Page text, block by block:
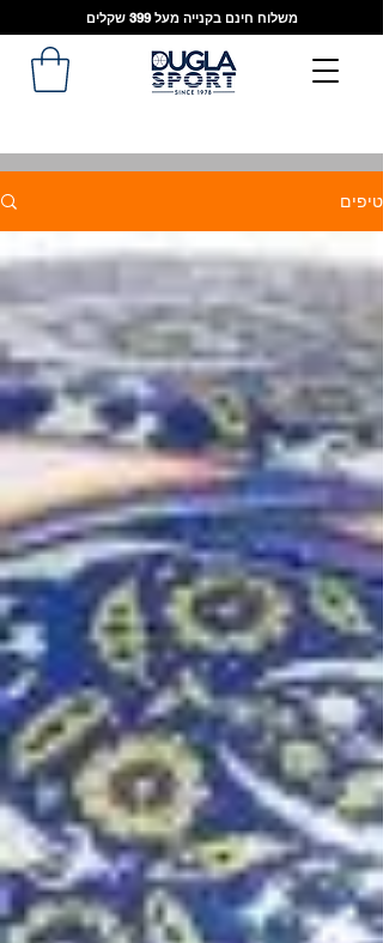
משלוח חינם בקנייה מעל 399 שקלים
טיפים